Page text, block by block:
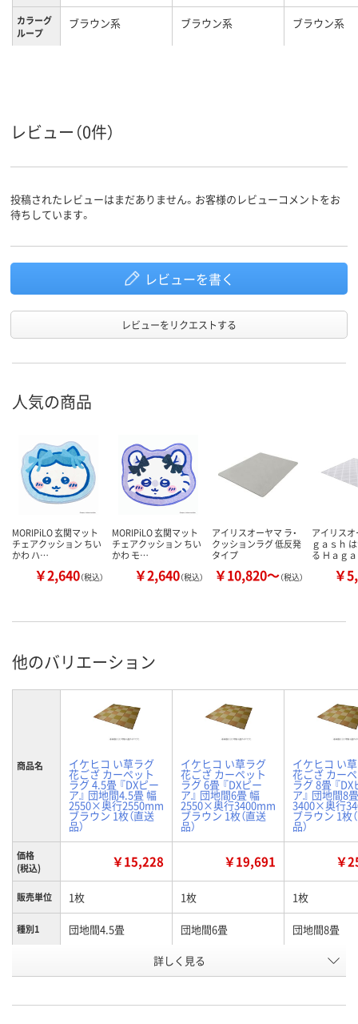
カラーグ
ループ
ブラウン系 ブラウン系 ブラウン系
レビュー（0件）
投稿されたレビューはまだありません。お客様のレビューコメントをお
待ちしています。
レビューを書く
レビューをリクエストする
人気の商品
MORIPiLO 玄関マット
チェアクッション ちい
かわ ハ…
￥2,640（税込）
MORIPiLO 玄関マット
チェアクッション ちい
かわ モ…
￥2,640（税込）
アイリスオーヤマ ラ・
クッションラグ 低反発
タイプ
￥10,820～（税込）
アイリス
ｇａｓｈ
る Ｈａｇ
￥
他のバリエーション
商品名 イケヒコ い草ラグ
花ござ カーペット
ラグ 4.5畳 『DXピー
ア』 団地間4.5畳 幅
2550×奥行2550mm
ブラウン 1枚（直送
品）
イケヒコ い草ラグ
花ござ カーペット
ラグ 6畳 『DXピー
ア』 団地間6畳 幅
2550×奥行3400mm
ブラウン 1枚（直送
品）
イケヒコ い
花ござ カー
ラグ 8畳 『DX
ア』 団地間8
3400×奥行
ブラウン 1枚
品）
価格
(税込)
￥15,228 ￥19,691 ￥
販売単位 1枚 1枚 1枚
種別1 団地間4.5畳 団地間6畳 団地間8畳
P698848 P698796
詳しく見る